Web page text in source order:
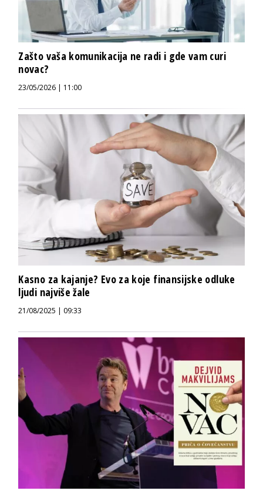
Zašto vaša komunikacija ne radi i gde vam curi
novac?
23/05/2026 | 11:00
Kasno za kajanje? Evo za koje finansijske odluke
ljudi najviše žale
21/08/2025 | 09:33